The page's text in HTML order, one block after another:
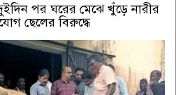
পর ঘরের মেঝে খুঁড়ে নারীর
ছেলের বিরুদ্ধে